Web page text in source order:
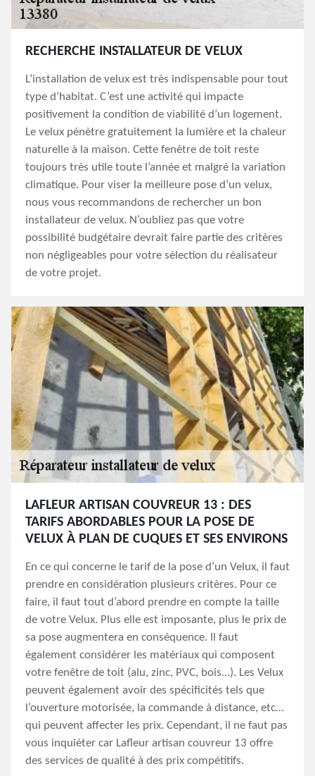
RECHERCHE INSTALLATEUR DE VELUX
L’installation de velux est très indispensable pour tout
type d’habitat. C’est une activité qui impacte
positivement la condition de viabilité d’un logement.
Le velux pénètre gratuitement la lumière et la chaleur
naturelle à la maison. Cette fenêtre de toit reste
toujours très utile toute l’année et malgré la variation
climatique. Pour viser la meilleure pose d’un velux,
nous vous recommandons de rechercher un bon
installateur de velux. N’oubliez pas que votre
possibilité budgétaire devrait faire partie des critères
non négligeables pour votre sélection du réalisateur
de votre projet.
LAFLEUR ARTISAN COUVREUR 13 : DES
TARIFS ABORDABLES POUR LA POSE DE
VELUX À PLAN DE CUQUES ET SES ENVIRONS
En ce qui concerne le tarif de la pose d’un Velux, il faut
prendre en considération plusieurs critères. Pour ce
faire, il faut tout d’abord prendre en compte la taille
de votre Velux. Plus elle est imposante, plus le prix de
sa pose augmentera en conséquence. Il faut
également considérer les matériaux qui composent
votre fenêtre de toit (alu, zinc, PVC, bois…). Les Velux
peuvent également avoir des spécificités tels que
l’ouverture motorisée, la commande à distance, etc…
qui peuvent affecter les prix. Cependant, il ne faut pas
vous inquiéter car Lafleur artisan couvreur 13 offre
des services de qualité à des prix compétitifs.